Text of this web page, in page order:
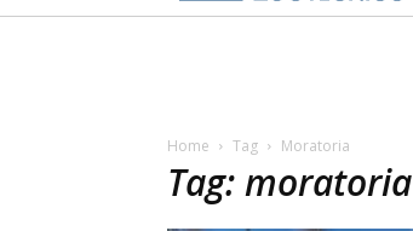
Home Tag Moratoria
Tag: moratoria